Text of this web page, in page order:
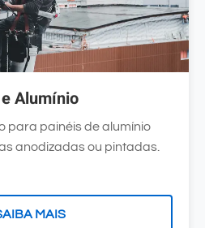
Alumínio
para painéis de alumínio
anodizadas ou pintadas.
MAIS